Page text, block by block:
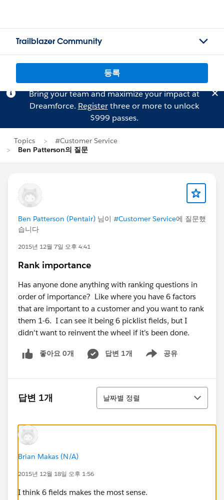
Trailblazer Community
등록
Bring your team and maximize your impact at
Dreamforce. Registerthree or more to unlock
$999 passes.
Topics
#Customer Service
Ben Patterson의 질문
Ben Patterson (Pentair) 님이 #Customer Service에 질문했
습니다
2015년 12월 7일 오후 4:41
Rank importance
Has anyone done anything with ranking questions in
order of importance? Like where you have 6 factors
that are important to a customer and you want to rank
them 1-6. I can see it being 6 picklist fields, but I
didn't want to reinvent the wheel if it's been done.
좋아요 0개 답변 1개 공유
Show menu
답변 1개
정렬
날짜별 정렬
Brian Makas (N/A)
2015년 12월 18일 오후 1:56
I think 6 fields makes the most sense.